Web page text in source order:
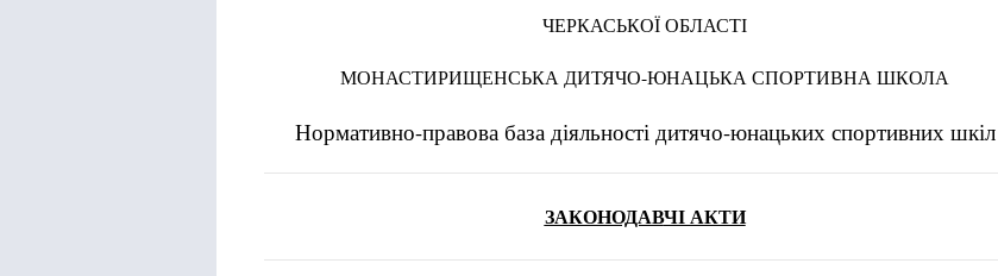
ЧЕРКАСЬКОЇ ОБЛАСТІ
МОНАСТИРИЩЕНСЬКА ДИТЯЧО-ЮНАЦЬКА СПОРТИВНА ШКОЛА
Нормативно-правова база діяльності дитячо-юнацьких спортивних шкіл
ЗАКОНОДАВЧІ АКТИ